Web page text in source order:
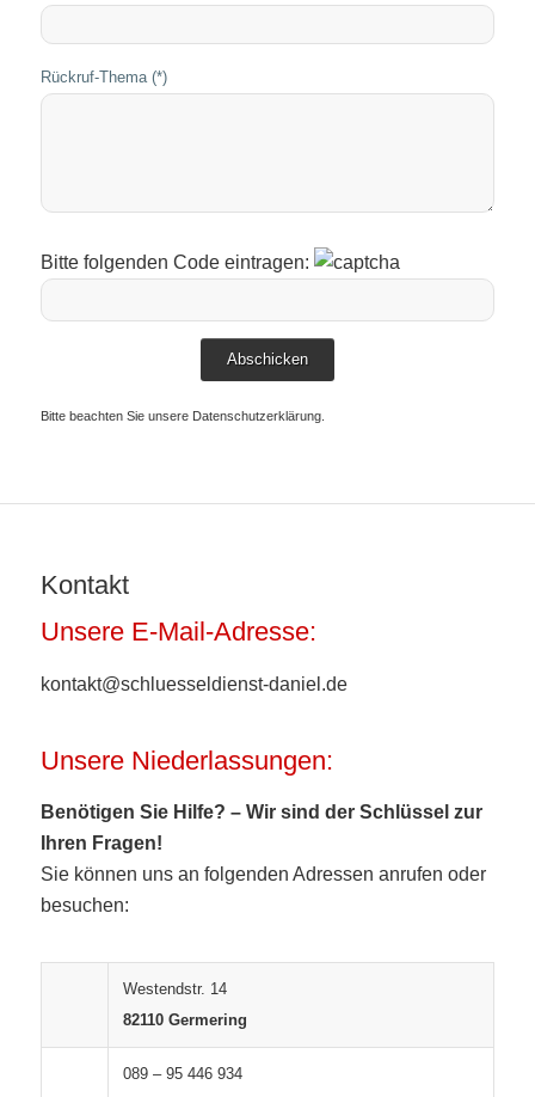
Rückruf-Thema (*)
Bitte folgenden Code eintragen:
Bitte beachten Sie unsere Datenschutzerklärung.
Kontakt
Unsere E-Mail-Adresse:
kontakt@schluesseldienst-daniel.de
Unsere Niederlassungen:
Benötigen Sie Hilfe? – Wir sind der Schlüssel zur
Ihren Fragen!
Sie können uns an folgenden Adressen anrufen oder
besuchen:
Westendstr. 14
82110 Germering
089 – 95 446 934